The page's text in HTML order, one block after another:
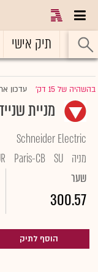
ראשי תיק אישי
בהשהיה של 15 דק' |עדכון
מניית
Schneider Electric
מניה SU
Paris-CB
שער
300.57
הוסף לתיק